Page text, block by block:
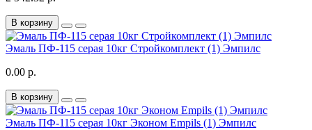
В корзину
Эмаль ПФ-115 серая 10кг Стройкомплект (1) Эмпилс
0.00 р.
В корзину
Эмаль ПФ-115 серая 10кг Эконом Empils (1) Эмпилс